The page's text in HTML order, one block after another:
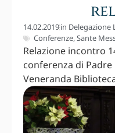
14.02.2019in Delegazione
Conferenze,Sante
Relazione incontro
conferenza di
Veneranda